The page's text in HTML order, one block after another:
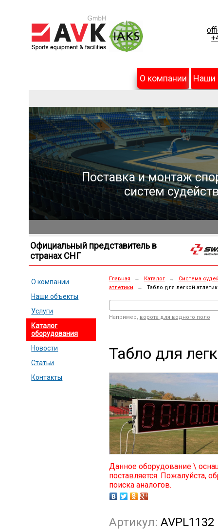
О компании Наши
Поставка и монтаж
систем
Официальный представитель в
странах СНГ
О компании
Наши объекты
Услуги
Каталог
оборудования
Новости
Статьи
Контакты
Главная → Каталог →
Система
атлетики
→ Табло для легкой
Например, ворота для водного поло
Табло для
Данное оборудование \
поставляется. Пожалуйста,
поиска аналогов.
Артикул: AVPL1132